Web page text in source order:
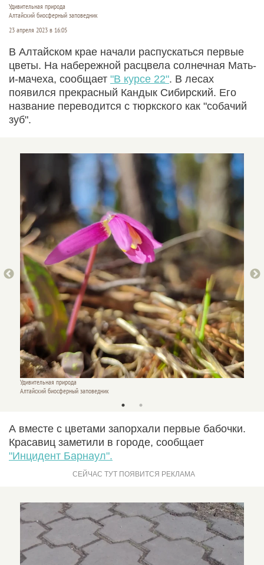
Удивительная природа
Алтайский биосферный заповедник
23 апреля 2023 в 16:05
В Алтайском крае начали распускаться первые
цветы. На набережной расцвела солнечная Мать-
и-мачеха, сообщает "В курсе 22". В лесах
появился прекрасный Кандык Сибирский. Его
название переводится с тюркского как "собачий
зуб".
Удивительная природа
Алтайский биосферный заповедник
А вместе с цветами запорхали первые бабочки.
Красавиц заметили в городе, сообщает
"Инцидент Барнаул".